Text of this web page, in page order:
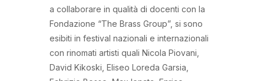
a collaborare in qualità di docenti con la
Fondazione “The Brass Group”, si sono
esibiti in festival nazionali e internazionali
con rinomati artisti quali Nicola Piovani,
David Kikoski, Eliseo Loreda Garsia,